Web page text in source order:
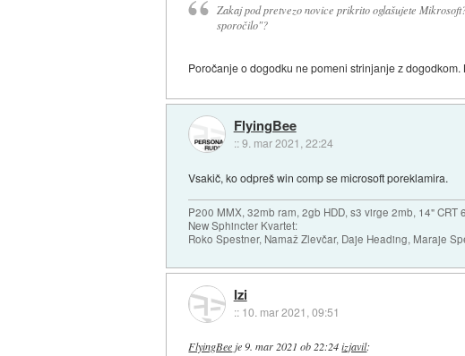
Zakaj pod pretvezo novice prikrito oglašujete
sporočilo"?
Poročanje o dogodku ne pomeni strinjanje z
FlyingBee
::9. mar 2021, 22:24
Vsakič, ko odpreš win comp se microsoft poreklamira.
P200 MMX, 32mb ram, 2gb HDD, s3 virge 2mb, 14" CRT
New Sphincter Kvartet:
Roko Spestner, Namaž Zlevčar, Daje Heading, Maraje
Izi
:: 10. mar 2021, 09:51
FlyingBee je 9. mar 2021 ob 22:24 izjavil: